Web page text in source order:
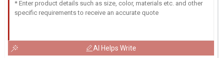
AI Helps Write